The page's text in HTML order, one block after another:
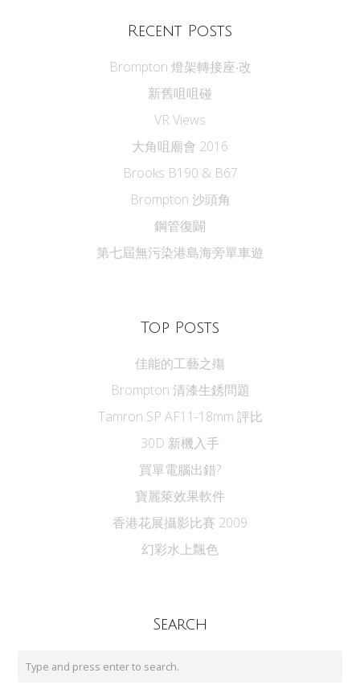
Recent Posts
Brompton 燈架轉接座‧改
新舊咀咀碰
VR Views
大角咀廟會 2016
Brooks B190 & B67
Brompton 沙頭角
鋼管復闢
第七屆無污染港島海旁單車遊
Top Posts
佳能的工藝之殤
Brompton 清漆生銹問題
Tamron SP AF11-18mm 評比
30D 新機入手
買單電腦出錯?
寶麗箂效果軟件
香港花展攝影比賽 2009
幻彩水上飄色
Search